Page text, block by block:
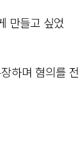
만들고 싶었
하며 혐의를 전